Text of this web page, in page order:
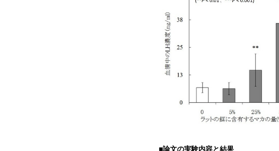
■論文の実験内容と結果